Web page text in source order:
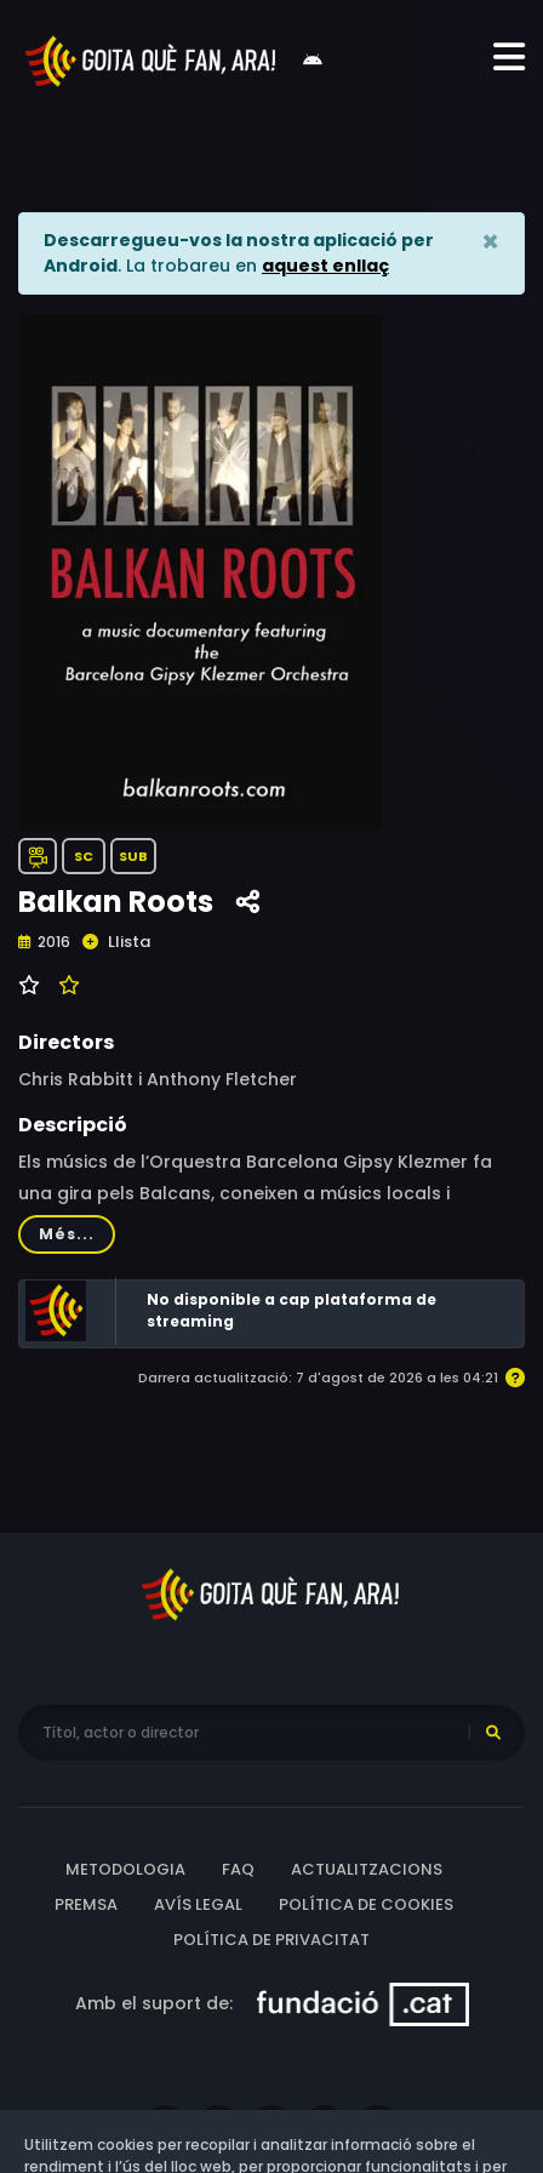
Descarregueu-vos la nostra aplicació per
Android. La trobareu en aquest enllaç
×
SC SUB
Balkan Roots
2016 Llista
Directors
Chris Rabbitt i Anthony Fletcher
Descripció
Els músics de l’Orquestra Barcelona Gipsy Klezmer fa
una gira pels Balcans, coneixen a músics locals i
exploren les arrels de la seva pròpia música.
Més...
No disponible a cap plataforma de
streaming
Darrera actualització: 7 d'agost de 2026 a les 04:21
METODOLOGIA FAQ
ACTUALITZACIONS
PREMSA
AVÍS LEGAL
POLÍTICA DE COOKIES
POLÍTICA DE PRIVACITAT
Amb el suport de:
Utilitzem cookies per recopilar i analitzar informació sobre el
rendiment i l’ús del lloc web, per proporcionar funcionalitats i per